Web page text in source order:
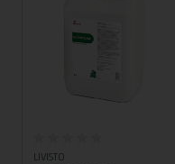
LIVISTO